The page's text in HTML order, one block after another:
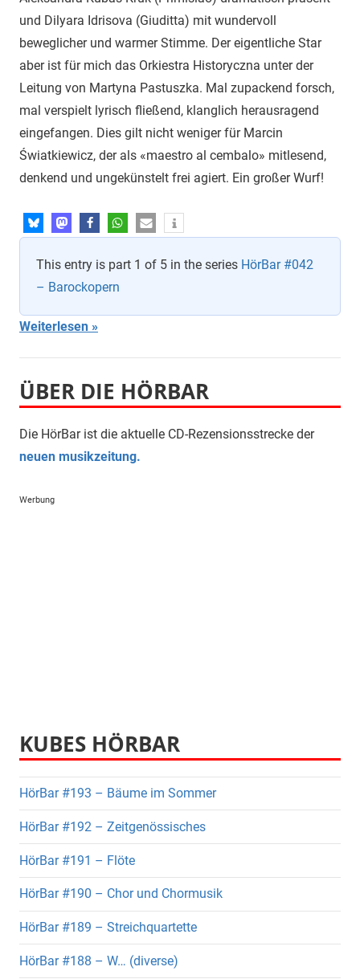
und Dilyara Idrisova (Giuditta) mit wundervoll
beweglicher und warmer Stimme. Der eigentliche Star
aber ist für mich das Orkiestra Historyczna unter der
Leitung von Martyna Pastuszka. Mal zupackend forsch,
mal verspielt lyrisch fließend, klanglich herausragend
eingefangen. Dies gilt nicht weniger für Marcin
Światkiewicz, der als «maestro al cembalo» mitlesend,
denkend und ungekünstelt frei agiert. Ein großer Wurf!
This entry is part 1 of 5 in the series HörBar #042
– Barockopern
Weiterlesen
ÜBER DIE HÖRBAR
Die HörBar ist die aktuelle CD-Rezensionsstrecke der
neuen musikzeitung.
Werbung
KUBES HÖRBAR
HörBar #193 – Bäume im Sommer
HörBar #192 – Zeitgenössisches
HörBar #191 – Flöte
HörBar #190 – Chor und Chormusik
HörBar #189 – Streichquartette
HörBar #188 – W… (diverse)